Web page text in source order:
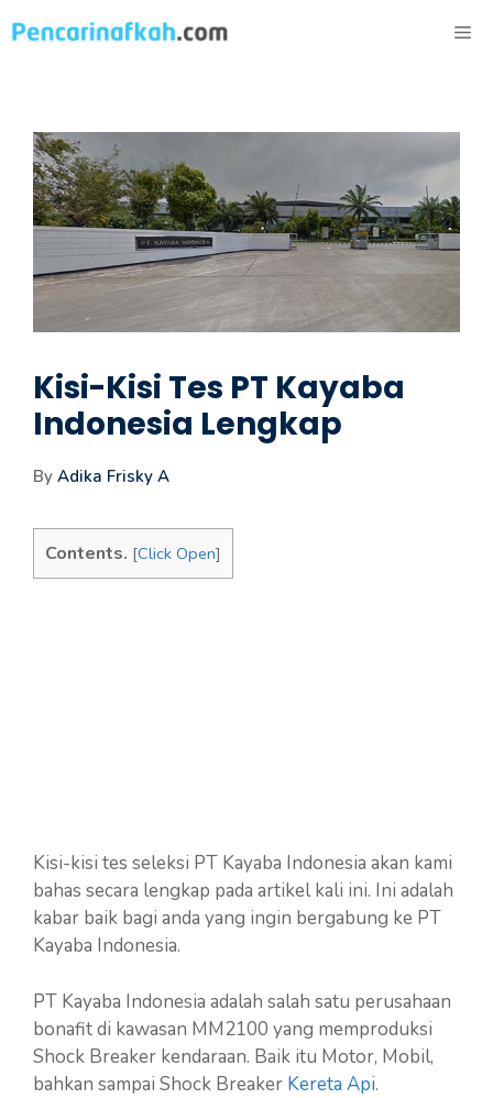
ke
Kisi-Kisi Tes PT Kayaba
Indonesia Lengkap
By Adika Frisky A
Contents. [Click Open]
Kisi-kisi tes seleksi PT Kayaba Indonesia akan kami
bahas secara lengkap pada artikel kali ini. Ini adalah
kabar baik bagi anda yang ingin bergabung ke PT
Kayaba Indonesia.
PT Kayaba Indonesia adalah salah satu perusahaan
bonafit di kawasan MM2100 yang memproduksi
Shock Breaker kendaraan. Baik itu Motor, Mobil,
bahkan sampai Shock Breaker Kereta Api.